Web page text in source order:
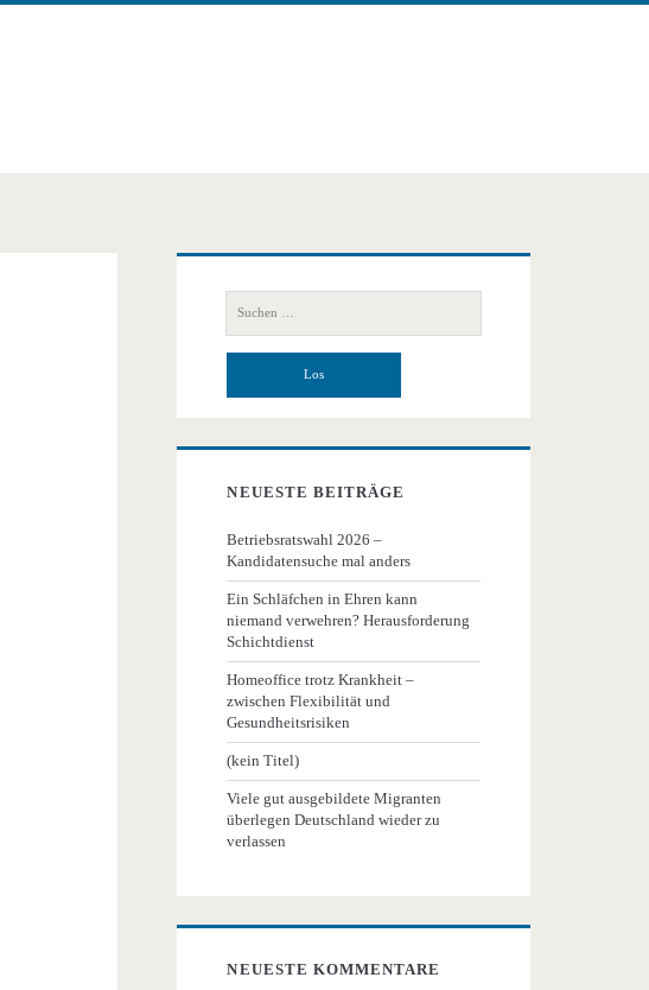
Primäre
Seitenleiste
nach:
NEUESTE BEITRÄGE
Betriebsratswahl 2026 –
Kandidatensuche mal anders
Ein Schläfchen in Ehren kann
niemand verwehren? Herausforderung
Schichtdienst
Homeoffice trotz Krankheit –
zwischen Flexibilität und
Gesundheitsrisiken
(kein Titel)
Viele gut ausgebildete Migranten
überlegen Deutschland wieder zu
verlassen
NEUESTE KOMMENTARE